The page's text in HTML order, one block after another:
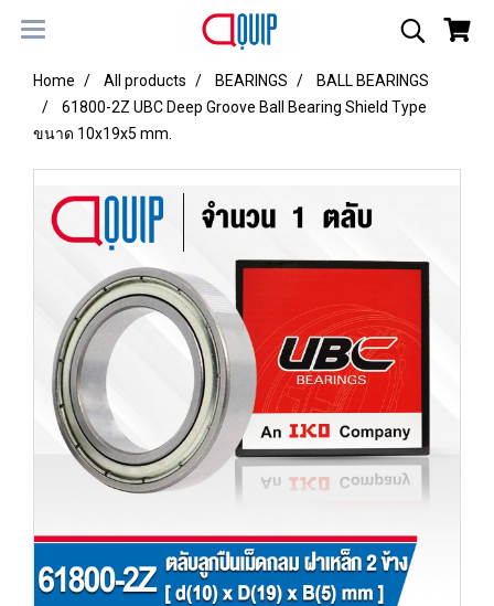
Home All products BEARINGS
BALL BEARINGS
61800-2Z UBC Deep Groove Ball Bearing Shield Type
ขนาด 10x19x5 mm.